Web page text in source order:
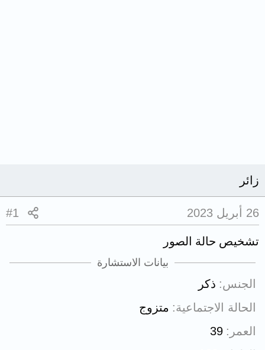
زائر
26 أبريل 2023 #1
تشخيص حالة الصور
بيانات الاستشارة
الجنس ذكر
الحالة الاجتماعية
متزوج
العمر
39